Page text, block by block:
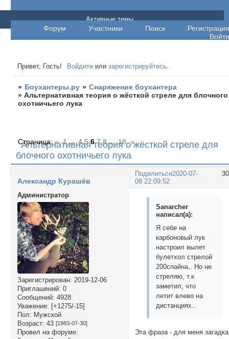
Боухантеры.ру
Форум Участники Поиск
Регистрация
Войти
Активные темы
Привет, Гость! Войдите илизарегистрируйтесь.
» Боухантеры.ру » Снаряжение боухантера
»Альтернативная теория о жёсткой стреле для блочного
охотничьего лука
Альтернативная теория о жёсткой стреле для
блочного охотничьего лука
Страница:« 1 … 4 5 6 7 8 … 18 »
Поделиться2020-07-
08 22:09:52
Александр Курашёв
Администратор
Зарегистрирован: 2019-12-06
Приглашений: 0
Сообщений: 4928
Уважение: [+1275/-15]
Пол: Мужской
Возраст: 43 [1983-07-30]
Провел на форуме:
Sanarcher
написал(а):
Я себе на
карбоновый лук
настроил вылет
булетхол стрелой
200спайна,. Но не
стреляю, т.к
заметил, что
летит влево на
дистанциях..
Эта фраза - для меня